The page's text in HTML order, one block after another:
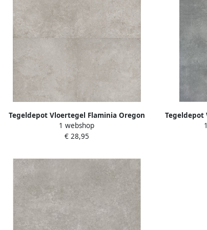
Tegeldepot Vloertegel Flaminia Oregon
Silver 60x60 cm Gerectificeerd
(Doosinhoud 1.08 m2)
1 webshop
€ 28,95
Tegeldepot
Flaminia
60x120